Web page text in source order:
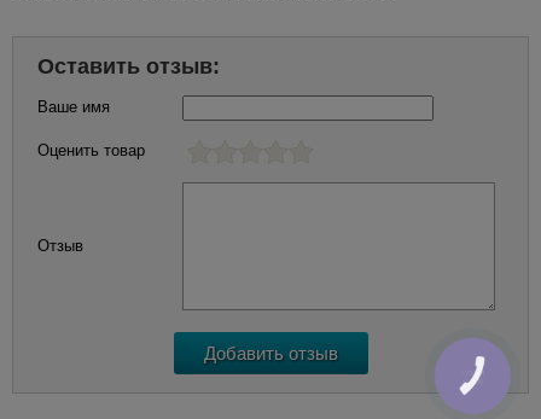
Оставить отзыв:
Ваше имя
Оценить товар
Отзыв
КНОПКА
ЗВ'ЯЗКУ